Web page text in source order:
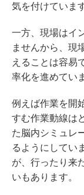
気を付けていま
一方、現場はイ
ませんから、現
えることは容易
率化を進めてい
例えば作業を開
すむ作業動線は
た脳内シミュレ
るようにしてい
が、行ったり来
いもあります。